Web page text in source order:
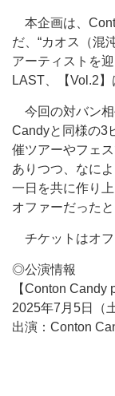
本企画は、
だ、“カオス（混
アーティストを
LAST、【Vol.2】
今回の対バン相
Candyと同様の3
催ツアーやフェ
ありつつ、なに
一日を共に作り
オファーだったと
チケットはオフ
◎公演情報
【Conton Candy
2025年7月5日（
出演：Conton